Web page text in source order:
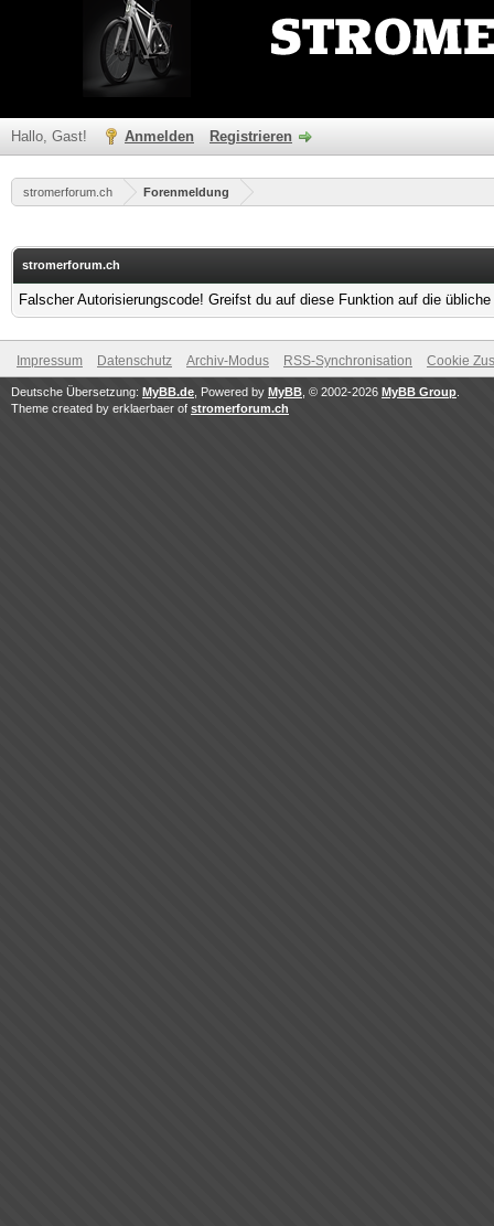
Hallo, Gast! Anmelden Registrieren
stromerforum.ch Forenmeldung
stromerforum.ch
Falscher Autorisierungscode! Greifst du auf diese Funktion auf die
Impressum Datenschutz Archiv-Modus RSS-Synchronisation Cookie
Deutsche Übersetzung: MyBB.de , Powered by MyBB , © 2002-2026 MyBB Group
Theme created by erklaerbaer of stromerforum.ch